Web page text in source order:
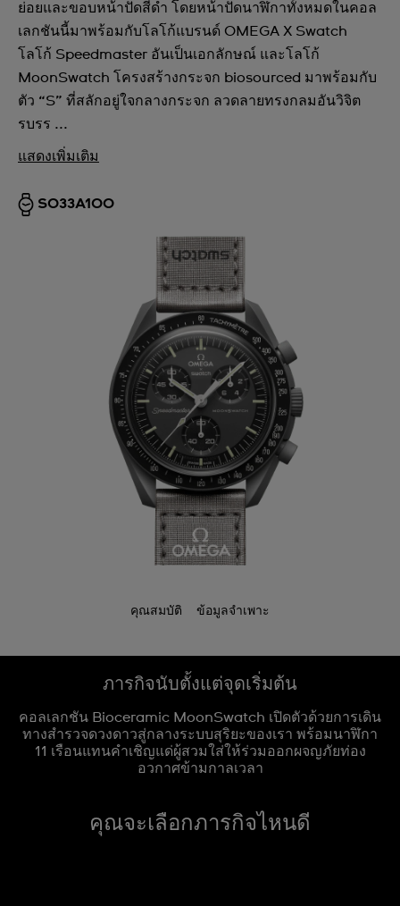
ย่อยและขอบหน้าปัดสีดำ โดยหน้าปัดนาฬิกาทั้งหมดในคอล
เลกชันนี้มาพร้อมกับโลโก้แบรนด์ OMEGA X Swatch
โลโก้ Speedmaster อันเป็นเอกลักษณ์ และโลโก้
MoonSwatch โครงสร้างกระจก biosourced มาพร้อมกับ
ตัว “S” ที่สลักอยู่ใจกลางกระจก ลวดลายทรงกลมอันวิจิต
รบรร ...
แสดงเพิ่มเติม
SO33A100
คุณสมบัติ ข้อมูลจำเพาะ
ภารกิจนับตั้งแต่จุดเริ่มต้น
คอลเลกชัน Bioceramic MoonSwatch เปิดตัวด้วยการเดิน
ทางสำรวจดวงดาวสู่กลางระบบสุริยะของเรา พร้อมนาฬิกา
11 เรือนแทนคำเชิญแด่ผู้สวมใส่ให้ร่วมออกผจญภัยท่อง
อวกาศข้ามกาลเวลา
คุณจะเลือกภารกิจไหนดี